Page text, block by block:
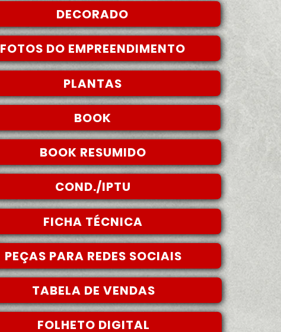
DECORADO
FOTOS DO EMPREENDIMENTO
PLANTAS
BOOK
BOOK RESUMIDO
COND./IPTU
FICHA TÉCNICA
PEÇAS PARA REDES SOCIAIS
TABELA DE VENDAS
FOLHETO DIGITAL